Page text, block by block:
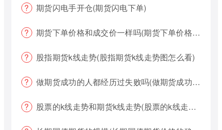
期货闪电手开仓(期货闪电下单)
期货下单价格和成交价一样吗(期货下单价格哪个好?)
股指期货k线走势(股指期货k线走势图怎么看)
做期货成功的人都经历过失败吗(做期货成功的人都经历过失败吗为什么)
股票的k线走势和期货k线走势(股票的k线走势和期货k线走势一样吗)